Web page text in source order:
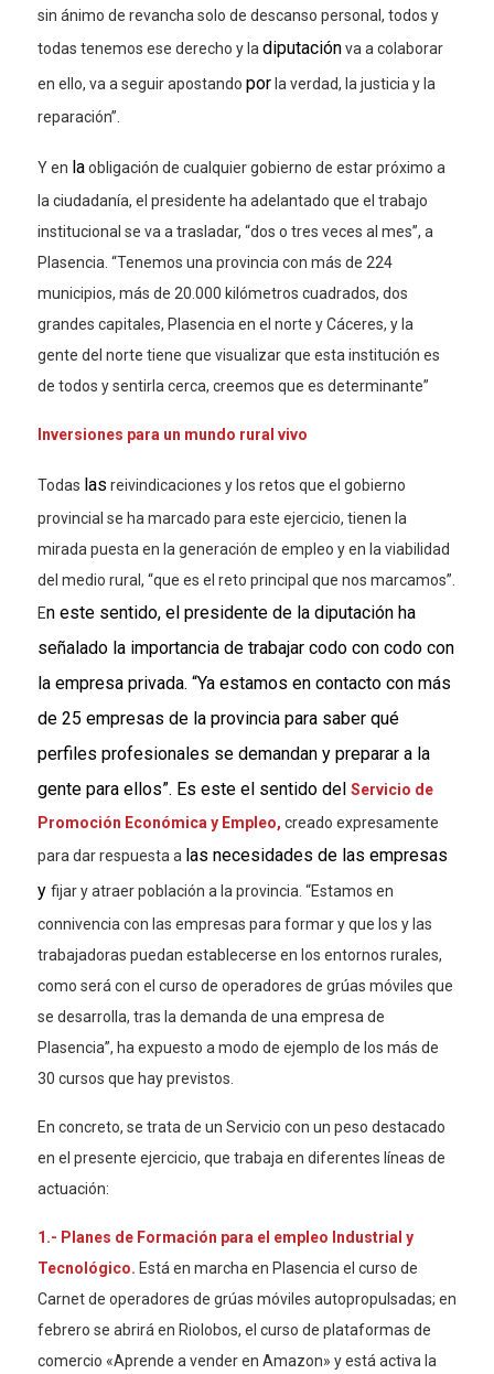
sin ánimo de revancha solo de descanso personal, todos y
todas tenemos ese derecho y ladiputaciónva a colaborar
en ello, va a seguir apostando porla verdad, la justicia y la
reparación”.
Y en laobligación de cualquier gobierno de estar próximo a
la ciudadanía, el presidente ha adelantado que el trabajo
institucional se va a trasladar, “dos o tres veces al mes”, a
Plasencia. “Tenemos una provincia con más de 224
municipios, más de 20.000 kilómetros cuadrados, dos
grandes capitales, Plasencia en el norte y Cáceres, y la
gente del norte tiene que visualizar que esta institución es
de todos y sentirla cerca, creemos que es determinante”
Inversiones para un mundo rural vivo
Todas las reivindicaciones y los retos que el gobierno
provincial se ha marcado para este ejercicio, tienen la
mirada puesta en la generación de empleo y en la viabilidad
del medio rural, “que es el reto principal que nos marcamos”.
En este sentido, el presidente de la diputación ha
señalado la importancia de trabajar codo con codo con
la empresa privada. “Ya estamos en contacto con más
de 25 empresas de la provincia para saber qué
perfiles profesionales se demandan y preparar a la
gente para ellos”. Es este el sentido del Servicio de
Promoción Económica y Empleo, creado expresamente
paradar respuesta a las necesidades de las empresas
y fijar y atraer población a la provincia. “Estamos en
connivencia con las empresas para formar y que los y las
trabajadoras puedan establecerse en los entornos rurales,
como será con el curso de operadores de grúas móviles que
se desarrolla, tras la demanda de una empresa de
Plasencia”, ha expuesto a modo de ejemplo de los más de
30 cursos que hay previstos.
En concreto, se trata de un Servicio con un peso destacado
en el presente ejercicio, que trabaja en diferentes líneas de
actuación:
1.- Planes de Formación para el empleo Industrial y
Tecnológico. Está en marcha en Plasencia el curso de
Carnet de operadores de grúas móviles autopropulsadas; en
febrero se abrirá en Riolobos, el curso de plataformas de
comercio «Aprende a vender en Amazon» y está activa la